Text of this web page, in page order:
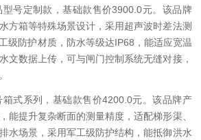
号定制款，基础款售价3900.0元。该品牌
方箱等特殊场景设计，采用超声波时差法测
级防护材质，防水等级达IP68，能适应宽温
文数据上传，可与闸门控制系统无缝对接，
式系列，基础款售价4200.0元。该品牌产
能提升复杂断面的测量精度，适配梯形渠、
水场景，采用军工级防护结构，能抵御洪水